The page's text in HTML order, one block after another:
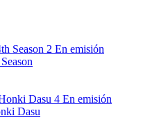
2 En emisión
4 En emisión
Dasu